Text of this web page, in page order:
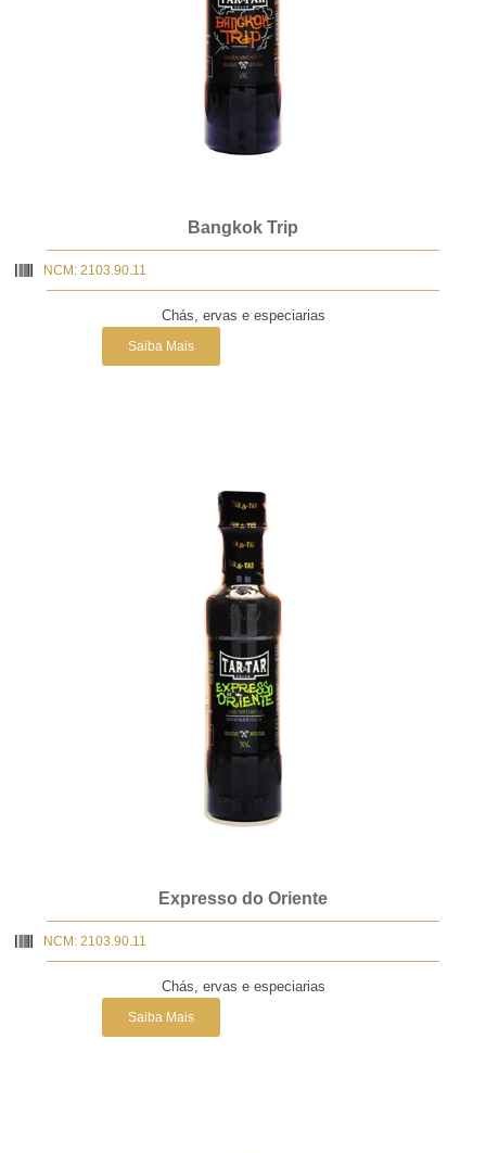
Bangkok Trip
NCM: 2103.90.11
Chás, ervas e especiarias
Saiba Mais
Expresso do Oriente
NCM: 2103.90.11
Chás, ervas e especiarias
Saiba Mais